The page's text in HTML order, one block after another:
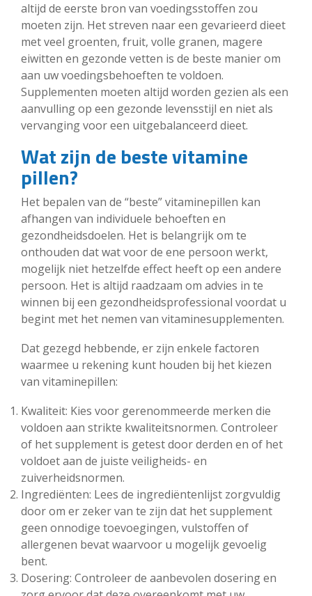
altijd de eerste bron van voedingsstoffen zou
moeten zijn. Het streven naar een gevarieerd dieet
met veel groenten, fruit, volle granen, magere
eiwitten en gezonde vetten is de beste manier om
aan uw voedingsbehoeften te voldoen.
Supplementen moeten altijd worden gezien als een
aanvulling op een gezonde levensstijl en niet als
vervanging voor een uitgebalanceerd dieet.
Wat zijn de beste vitamine
pillen?
Het bepalen van de “beste” vitaminepillen kan
afhangen van individuele behoeften en
gezondheidsdoelen. Het is belangrijk om te
onthouden dat wat voor de ene persoon werkt,
mogelijk niet hetzelfde effect heeft op een andere
persoon. Het is altijd raadzaam om advies in te
winnen bij een gezondheidsprofessional voordat u
begint met het nemen van vitaminesupplementen.
Dat gezegd hebbende, er zijn enkele factoren
waarmee u rekening kunt houden bij het kiezen
van vitaminepillen:
Kwaliteit: Kies voor gerenommeerde merken die
voldoen aan strikte kwaliteitsnormen. Controleer
of het supplement is getest door derden en of het
voldoet aan de juiste veiligheids- en
zuiverheidsnormen.
Ingrediënten: Lees de ingrediëntenlijst zorgvuldig
door om er zeker van te zijn dat het supplement
geen onnodige toevoegingen, vulstoffen of
allergenen bevat waarvoor u mogelijk gevoelig
bent.
Dosering: Controleer de aanbevolen dosering en